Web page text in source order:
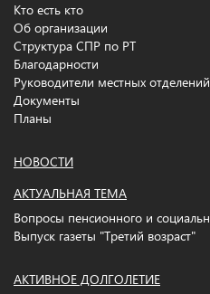
Кто есть кто
Об организации
Структура СПР по РТ
Благодарности
Руководители местных
Документы
Планы
НОВОСТИ
АКТУАЛЬНАЯ ТЕМА
Вопросы пенсионного и
Выпуск газеты "Третий возраст"
АКТИВНОЕ ДОЛГОЛЕТИЕ